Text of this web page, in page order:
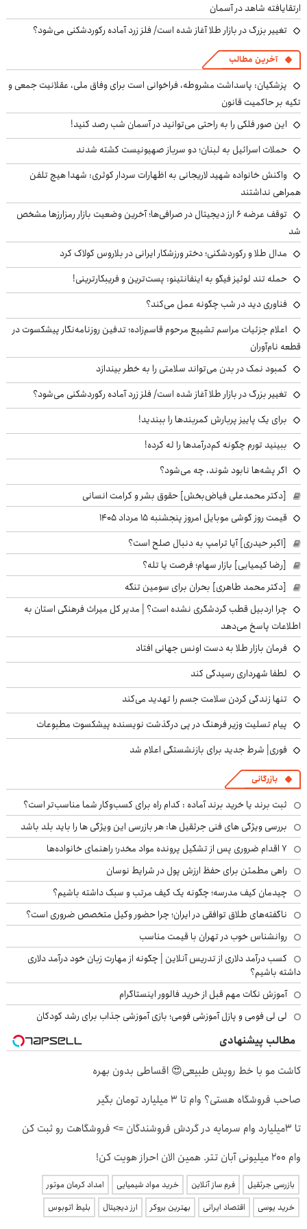
ارتقایافته شاهد در آسمان
تغییر بزرگ در بازار طلا آغاز شده است/ فلز زرد آماده رکوردشکنی می‌شود؟
آخرین مطالب
پزشکیان: پاسداشت مشروطه، فراخوانی است برای وفاق ملی، عقلانیت جمعی و
تکیه بر حاکمیت قانون
این صور فلکی را به راحتی می‌توانید در آسمان شب رصد کنید!
حملات اسرائیل به لبنان؛ دو سرباز صهیونیست کشته شدند
واکنش خانواده شهید لاریجانی به اظهارات سردار کوثری: شهدا هیچ تلفن
همراهی نداشتند
توقف عرضه ۶ ارز دیجیتال در صرافی‌ها؛ آخرین وضعیت بازار رمزارزها مشخص
شد
مدال طلا و رکوردشکنی؛ دختر ورزشکار ایرانی در بلاروس کولاک کرد
حمله تند لوئیز فیگو به اینفانتینو: پست‌ترین و فریبکارترینی!
فناوری دید در شب چگونه عمل می‌کند؟
اعلام جزئیات مراسم تشییع مرحوم قاسم‌زاده؛ تدفین روزنامه‌نگار پیشکسوت در
قطعه نام‌آوران
کمبود نمک در بدن می‌تواند سلامتی را به خطر بیندازد
تغییر بزرگ در بازار طلا آغاز شده است/ فلز زرد آماده رکوردشکنی می‌شود؟
برای یک پاییز پربارش کمربندها را ببندید!
ببینید تورم چگونه کم‌درآمدها را له کرده!
اگر پشه‌ها نابود شوند، چه می‌شود؟
[دکتر محمدعلی فیاض‌بخش] حقوق بشر و کرامت انسانی
قیمت روز گوشی موبایل امروز پنجشنبه ۱۵ مرداد ۱۴۰۵
[اکبر حیدری] آیا ترامپ به دنبال صلح است؟
[رضا کیمیایی] بازار سهام؛ فرصت یا تله؟
[دکتر محمد طاهری] بحران برای سومین تنگه
چرا اردبیل قطب گردشگری نشده است؟ | مدیر کل میراث فرهنگی استان به
اطلاعات پاسخ می‌دهد
فرمان بازار طلا به دست اونس جهانی افتاد
لطفا شهرداری رسیدگی کند
تنها زندگی کردن سلامت جسم را تهدید می‌کند
پیام تسلیت وزیر فرهنگ در پی درگذشت نویسنده پیشکسوت مطبوعات
فوری| شرط جدید برای بازنشستگی اعلام شد
بازرگانی
ثبت برند یا خرید برند آماده : کدام راه برای کسب‌وکار شما مناسب‌تر است؟
بررسی ویژگی های فنی جرثقیل ها: هر بازرسی این ویژگی ها را باید بلد باشد
۷ اقدام ضروری پس از تشکیل پرونده مواد مخدر؛ راهنمای خانواده‌ها
راهی مطمئن برای حفظ ارزش پول در شرایط نوسان
چیدمان کیف مدرسه؛ چگونه یک کیف مرتب و سبک داشته باشیم؟
ناگفته‌های طلاق توافقی در ایران؛ چرا حضور وکیل متخصص ضروری است؟
روانشناس خوب در تهران با قیمت مناسب
کسب درآمد دلاری از تدریس آنلاین | چگونه از مهارت زبان خود درآمد دلاری
داشته باشیم؟
آموزش نکات مهم قبل از خرید فالوور اینستاگرام
لی لی فومی و پازل آموزشی فومی؛ بازی آموزشی جذاب برای رشد کودکان
مطالب پیشنهادی
کاشت مو با خط رویش طبیعی😍 اقساطی بدون بهره
صاحب فروشگاه هستی؟ وام تا ۳ میلیارد تومان بگیر
تا 3میلیارد وام سرمایه در گردش فروشندگان => فروشگاهت رو ثبت کن
وام 200 میلیونی آبان تتر. همین الان احراز هویت کن!
بازرسی جرثقیل فرم ساز آنلاین خرید مواد شیمیایی
امداد کرمان موتور
خرید یوسی
اقتصاد ایرانی بهترین بروکر ارز دیجیتال بلیط اتوبوس